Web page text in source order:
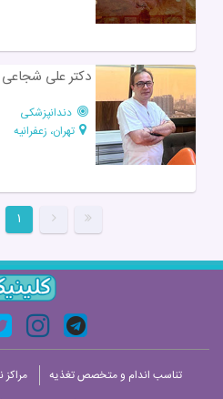
دكتر علی شجاعی
دندانپزشکی
تهران، زعفرانیه
۱
تناسب اندام و متخصص تغذیه مراکز